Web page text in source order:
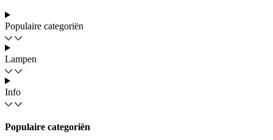
Populaire categoriën
Lampen
Info
Populaire categoriën